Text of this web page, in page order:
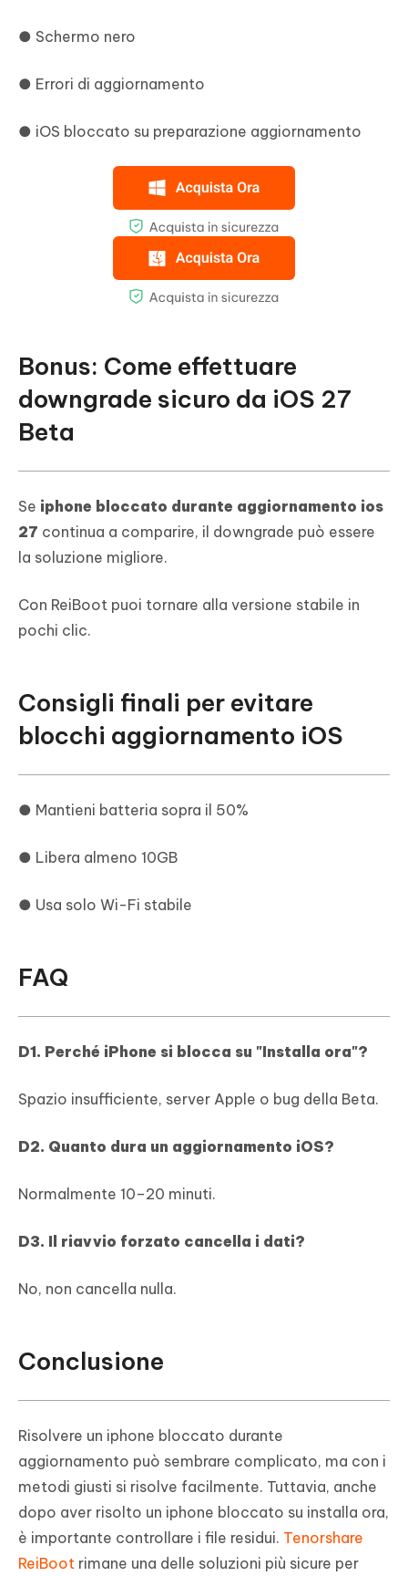
● Schermo nero
● Errori di aggiornamento
● iOS bloccato su preparazione aggiornamento
Bonus: Come effettuare
downgrade sicuro da iOS 27
Beta
Se iphone bloccato durante aggiornamento ios
27 continua a comparire, il downgrade può essere
la soluzione migliore.
Con ReiBoot puoi tornare alla versione stabile in
pochi clic.
Consigli finali per evitare
blocchi aggiornamento iOS
● Mantieni batteria sopra il 50%
● Libera almeno 10GB
● Usa solo Wi-Fi stabile
FAQ
D1. Perché iPhone si blocca su "Installa ora"?
Spazio insufficiente, server Apple o bug della Beta.
D2. Quanto dura un aggiornamento iOS?
Normalmente 10–20 minuti.
D3. Il riavvio forzato cancella i dati?
No, non cancella nulla.
Conclusione
Risolvere un iphone bloccato durante
aggiornamento può sembrare complicato, ma con i
metodi giusti si risolve facilmente. Tuttavia, anche
dopo aver risolto un iphone bloccato su installa ora,
è importante controllare i file residui. Tenorshare
ReiBoot rimane una delle soluzioni più sicure per